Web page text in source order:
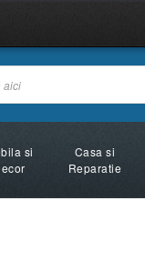
si
Casa si
Reparatie